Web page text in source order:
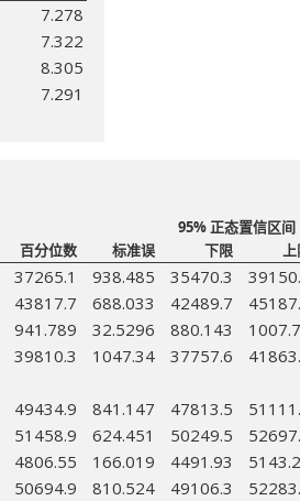
7.278
7.322
8.305
7.291
95% 正态置信区间
百分位数 标准误 下限 上
37265.1 938.485 35470.3
43817.7 688.033 42489.7
941.789 32.5296 880.143
39810.3 1047.34 37757.6
49434.9 841.147 47813.5
51458.9 624.451 50249.5
4806.55 166.019 4491.93
50694.9 810.524 49106.3